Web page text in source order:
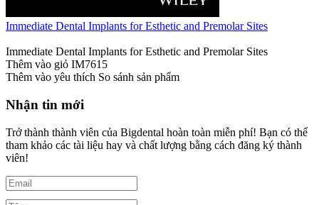
Immediate Dental Implants for Esthetic and Premolar Sites
Immediate Dental Implants for Esthetic and Premolar Sites
Thêm vào giỏ IM7615
Thêm vào yêu thích So sánh sản phẩm
Nhận tin mới
Trở thành thành viên của Bigdental hoàn toàn miễn phí! Bạn có thể
tham khảo các tài liệu hay và chất lượng bằng cách đăng ký thành
viên!